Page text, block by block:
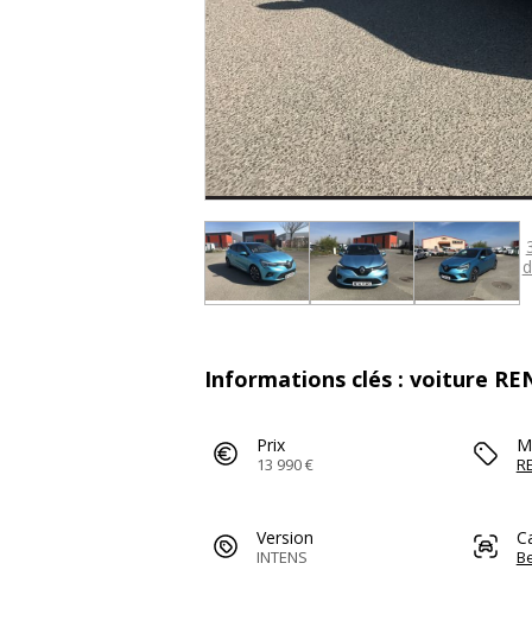
Informations clés : voiture
Prix
13 990 €
Version
INTENS